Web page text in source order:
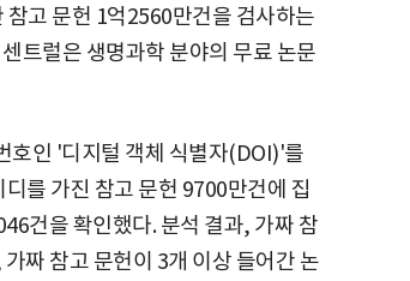
고 문헌 1억2560만건을 검사하는
트럴은 생명과학 분야의 무료 논문
호인 '디지털 객체 식별자(DOI)'를
를 가진 참고 문헌 9700만건에 집
건을 확인했다. 분석 결과, 가짜 참
짜 참고 문헌이 3개 이상 들어간 논